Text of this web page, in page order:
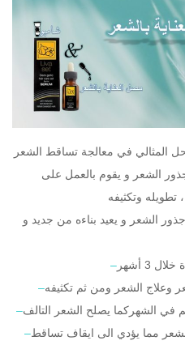
المثالي في معالجة تساقط الشعر
الشعر و يقوم بالعمل على
الشعر و يعيد بناءه من جديد و
–
–وعلاج الشعر ومن ثم تكثيفه
–
–مما يؤدي الى ايقاف تساقط